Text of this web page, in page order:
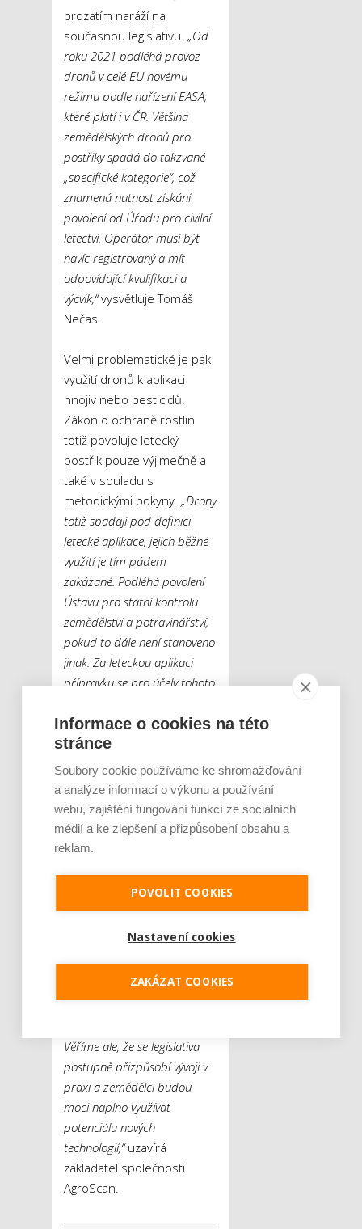
prozatím naráží na
současnou legislativu. „Od
roku 2021 podléhá provoz
dronů v celé EU novému
režimu podle nařízení EASA,
které platí i v ČR. Většina
zemědělských dronů pro
postřiky spadá do takzvané
„specifické kategorie“, což
znamená nutnost získání
povolení od Úřadu pro civilní
letectví. Operátor musí být
navíc registrovaný a mít
odpovídající kvalifikaci a
výcvik,“vysvětluje Tomáš
Nečas.
Velmi problematické je pak
využití dronů k aplikaci
hnojiv nebo pesticidů.
Zákon o ochraně rostlin
totiž povoluje letecký
postřik pouze výjimečně a
také v souladu s
metodickými pokyny. „Drony
totiž spadají pod definici
letecké aplikace, jejich běžné
využití je tím pádem
zakázané. Podléhá povolení
Ústavu pro státní kontrolu
zemědělství a potravinářství,
pokud to dále není stanoveno
jinak. Za leteckou aplikaci
přípravku se pro účely tohoto
přípravku ve formě granulí
nebo kapslí bezpilotním
letadlem z výšky
nepřekračující 5 metrů nad
pozemkem,“doplňuje
Vítězslav Škoda.
přitom panuje i v polním
využití dronů na polích.
Farmáři se tak často ocitají v
situaci, kdy mají technologii k
Věříme ale, že se legislativa
postupně přizpůsobí vývoji v
praxi a zemědělci budou
moci naplno využívat
potenciálu nových
technologií,“uzavírá
zakladatel společnosti
AgroScan.
Informace o cookies na této
stránce
Soubory cookie používáme ke shromažďování
a analýze informací o výkonu a používání
webu, zajištění fungování funkcí ze sociálních
médií a ke zlepšení a přizpůsobení obsahu a
reklam.
POVOLIT COOKIES
Nastavení cookies
ZAKÁZAT COOKIES